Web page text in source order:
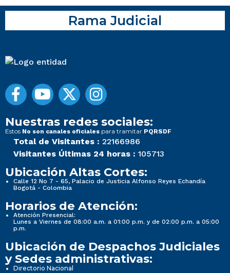
Rama Judicial
Nuestras redes sociales:
Estos No son canales oficiales para tramitar PQRSDF
Total de Visitantes : 22166986
Visitantes Últimas 24 horas : 105713
Ubicación Altas Cortes:
Calle 12 No 7 - 65, Palacio de Justicia Alfonso Reyes Echandía
Bogotá - Colombia
Horarios de Atención:
Atención Presencial:
Lunes a Viernes de 08:00 a.m. a 01:00 p.m. y de 02:00 p.m. a 05:00
p.m.
Ubicación de Despachos Judiciales
y Sedes administrativas:
Directorio Nacional